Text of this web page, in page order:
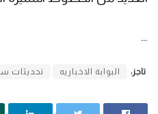
…
تاجز: البوابة الاخباريه تحديثات